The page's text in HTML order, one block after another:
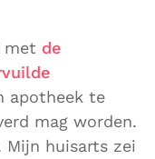
met de
apotheek te
mag worden.
Mijn huisarts zei